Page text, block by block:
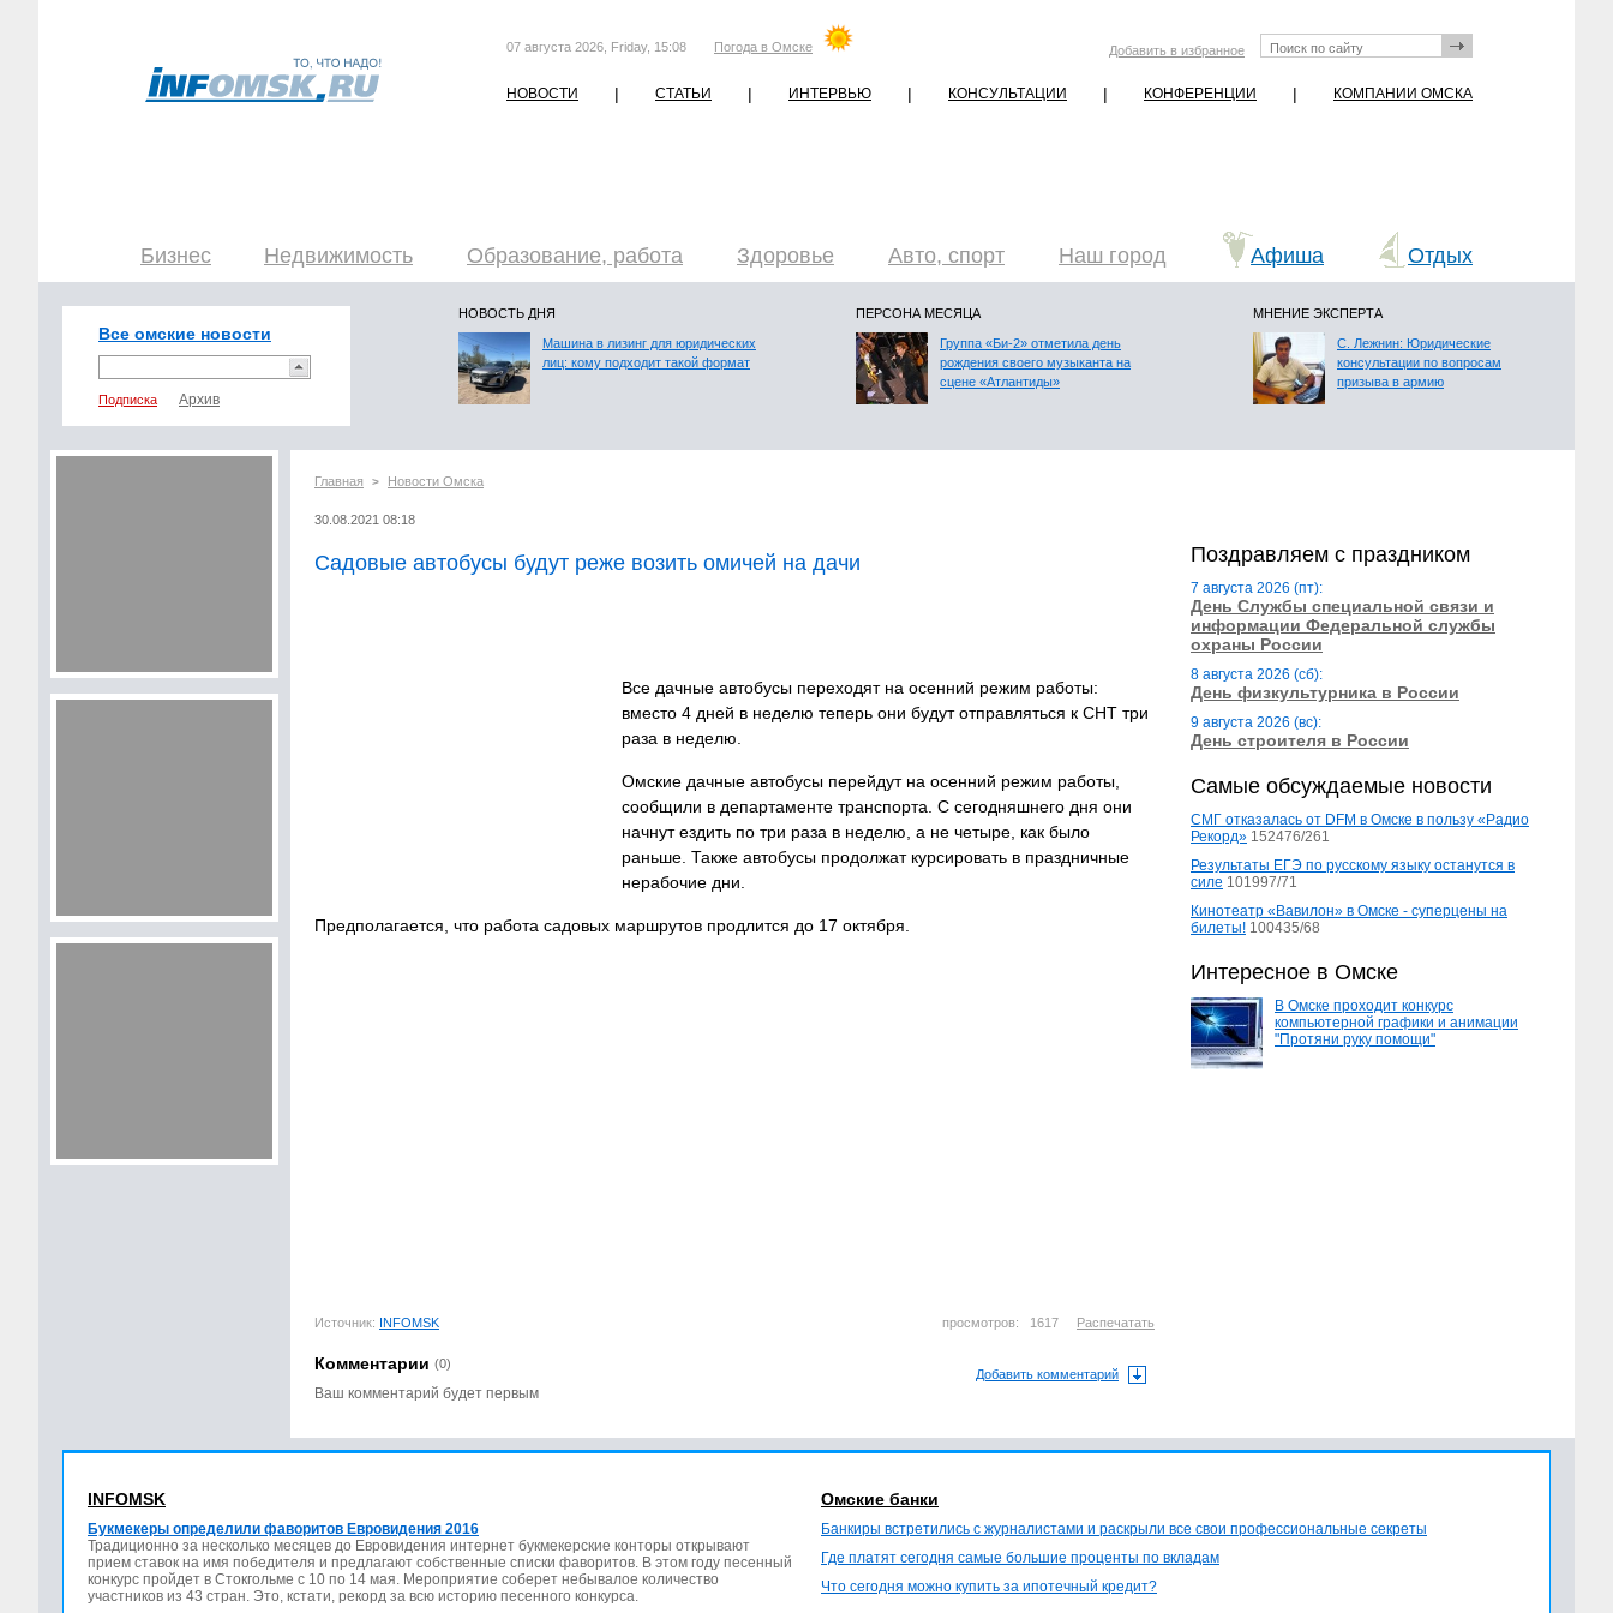
07 августа 2026, Friday, 15:08 Погода в Омске Добавить в избранное
НОВОСТИ | СТАТЬИ | ИНТЕРВЬЮ | КОНСУЛЬТАЦИИ | КОНФЕРЕНЦИИ | КОМПАНИИ ОМСКА
Бизнес Недвижимость Образование, работа Здоровье Авто, спорт Наш город Афиша Отдых
Все омские новости
Подписка
НОВОСТЬ ДНЯ
Машина в лизинг для юридических
лиц: кому подходит такой формат
ПЕРСОНА МЕСЯЦА
Группа «Би-2» отметила день
рождения своего музыканта на
сцене «Атлантиды»
МНЕНИЕ ЭКСПЕРТА
С. Лежнин: Юридические
консультации по вопросам
призыва в армию
Главная > Новости Омска
30.08.2021 08:18
Садовые автобусы будут реже возить омичей на дачи
Все дачные автобусы переходят на осенний режим работы:
вместо 4 дней в неделю теперь они будут отправляться к СНТ три
раза в неделю.
Омские дачные автобусы перейдут на осенний режим работы,
сообщили в департаменте транспорта. С сегодняшнего дня они
начнут ездить по три раза в неделю, а не четыре, как было
раньше. Также автобусы продолжат курсировать в праздничные
нерабочие дни.
Предполагается, что работа садовых маршрутов продлится до 17 октября.
просмотров: 1617 Распечатать
Источник: INFOMSK
Добавить комментарий
Комментарии (0)
Ваш комментарий будет первым
Поздравляем с праздником
7 августа 2026 (пт):
День Службы специальной связи и
информации Федеральной службы
охраны России
8 августа 2026 (сб):
День физкультурника в России
9 августа 2026 (вс):
День строителя в России
Самые обсуждаемые новости
СМГ отказалась от DFM в Омске в пользу «Радио
Рекорд» 152476/261
Результаты ЕГЭ по русскому языку останутся в
силе 101997/71
Кинотеатр «Вавилон» в Омске - суперцены на
билеты! 100435/68
Интересное в Омске
В Омске проходит конкурс
компьютерной графики и анимации
"Протяни руку помощи"
INFOMSK
Букмекеры определили фаворитов Евровидения 2016
Традиционно за несколько месяцев до Евровидения интернет букмекерские конторы открывают
прием ставок на имя победителя и предлагают собственные списки фаворитов. В этом году песенный
конкурс пройдет в Стокгольме с 10 по 14 мая. Мероприятие соберет небывалое количество
участников из 43 стран. Это, кстати, рекорд за всю историю песенного конкурса.
Омские банки
Банкиры встретились с журналистами и раскрыли все свои профессиональные секреты
Где платят сегодня самые большие проценты по вкладам
Что сегодня можно купить за ипотечный кредит?